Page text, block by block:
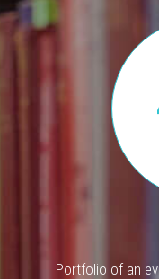
Portfolio of an